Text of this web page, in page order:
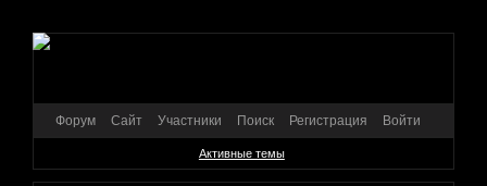
Форум Сайт Участники Поиск Регистрация Войти
Активные темы